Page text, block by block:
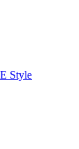
Style